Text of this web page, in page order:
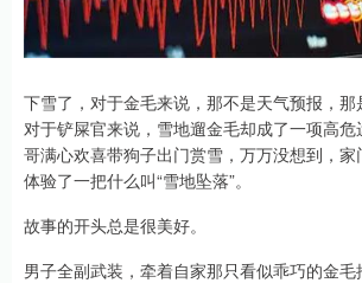
下雪了，对于金毛来说，那不是天气预报，那
对于铲屎官来说，雪地遛金毛却成了一项高
哥满心欢喜带狗子出门赏雪，万万没想到，
体验了一把什么叫“雪地坠落”。
故事的开头总是很美好。
男子全副武装，牵着自家那只看似乖巧的金